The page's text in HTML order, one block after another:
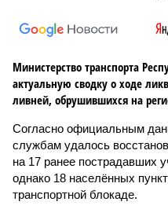
Министерство транспорта
актуальную сводку о ходе
ливней, обрушившихся на
Согласно официальным
службам удалось
на 17 ранее пострадавших
однако 18 населённых
транспортной блокаде.